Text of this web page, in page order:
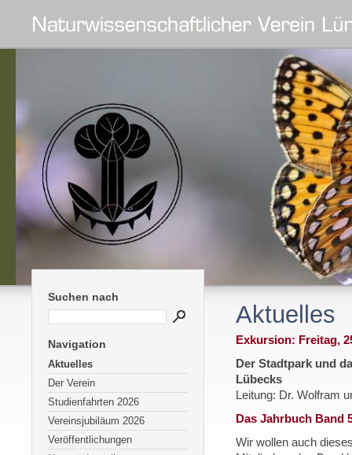
Suchen nach
Navigation
Aktuelles
Der Verein
Studienfahrten 2026
Vereinsjubiläum 2026
Veröffentlichungen
Aktuelles
Exkursion: Freitag,
Der Stadtpark und
Lübecks
Leitung: Dr. Wolfram
Das Jahrbuch Band
Wir wollen auch